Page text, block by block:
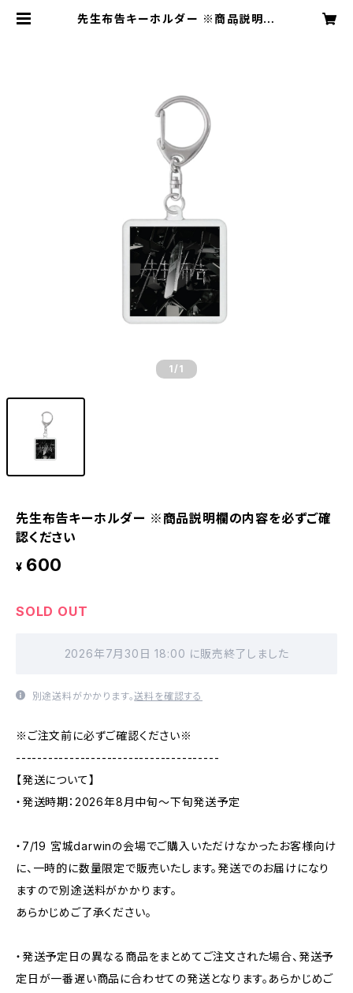
先生布告キーホルダー ※商品説明欄
1 /1
先生布告キーホルダー ※商品説明欄の内容を必ずご確
認ください
¥ 600
SOLD OUT
2026年7月30日 18:00 に販売終了しました
別途送料がかかります。送料を確認する
※ご注文前に必ずご確認ください※
--------------------------------------
【発送について】
・発送時期：2026年8月中旬〜下旬発送予定
・7/19 宮城darwinの会場でご購入いただけなかったお客様向け
に、一時的に数量限定で販売いたします。発送でのお届けになり
ますので別途送料がかかります。
あらかじめご了承ください。
・発送予定日の異なる商品をまとめてご注文された場合、発送予
定日が一番遅い商品に合わせての発送となります。あらかじめご